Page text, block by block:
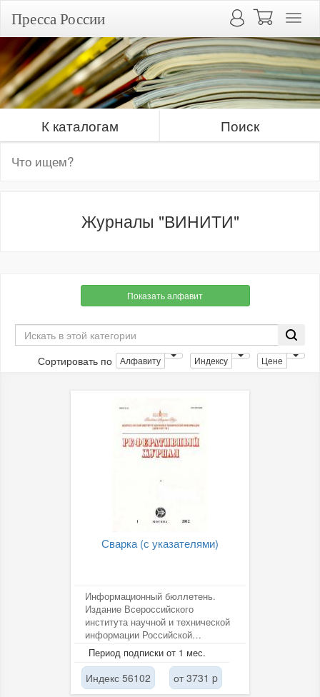
Пресса России
К каталогам Поиск
Журналы "ВИНИТИ"
Показать алфавит
Сортировать по Алфавиту Индексу Цене
Сварка (с указателями)
Информационный бюллетень.
Издание Всероссийского
института научной и технической
информации Российской
академии наук (ВИНИТИ РАН).
Период подписки от 1 мес.
Индекс 56102 от 3731 p